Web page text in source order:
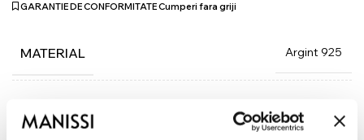
GARANTIE DE CONFORMITATE Cumperi fara griji
MATERIAL Argint 925